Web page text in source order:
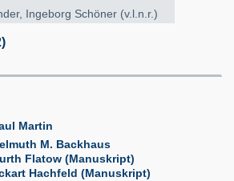
Ingeborg Schöner (v.l.n.r.)
Martin
M. Backhaus
Flatow (Manuskript)
Hachfeld (Manuskript)